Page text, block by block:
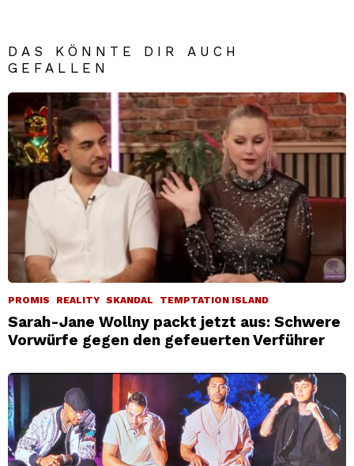
DAS KÖNNTE DIR AUCH
GEFALLEN
PROMIS REALITY SKANDAL TEMPTATION ISLAND
Sarah-Jane Wollny packt jetzt aus: Schwere
Vorwürfe gegen den gefeuerten Verführer